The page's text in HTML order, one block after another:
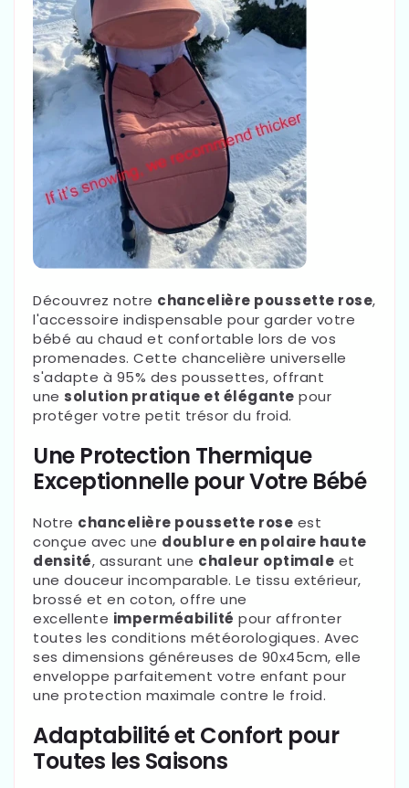
Découvrez notre chancelière poussette rose,
l'accessoire indispensable pour garder votre
bébé au chaud et confortable lors de vos
promenades. Cette chancelière universelle
s'adapte à 95% des poussettes, offrant
une solution pratique et élégante pour
protéger votre petit trésor du froid.
Une Protection Thermique
Exceptionnelle pour Votre Bébé
Notre chancelière poussette rose est
conçue avec une doublure en polaire haute
densité, assurant une chaleur optimale et
une douceur incomparable. Le tissu extérieur,
brossé et en coton, offre une
excellente imperméabilité pour affronter
toutes les conditions météorologiques. Avec
ses dimensions généreuses de 90x45cm, elle
enveloppe parfaitement votre enfant pour
une protection maximale contre le froid.
Adaptabilité et Confort pour
Toutes les Saisons